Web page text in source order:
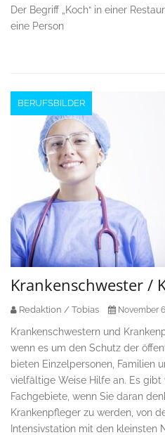
Der Begriff „Koch“ in einer
eine Person
BERUFSBILDER
Krankenschwester /
Redaktion / Tobias November
Krankenschwestern und
wenn es um den Schutz der
bieten Einzelpersonen, Familien
vielfältige Weise Hilfe an. Es gibt
Fachgebiete, wenn Sie daran
Krankenpfleger zu werden, von
Intensivstation mit den kleinsten